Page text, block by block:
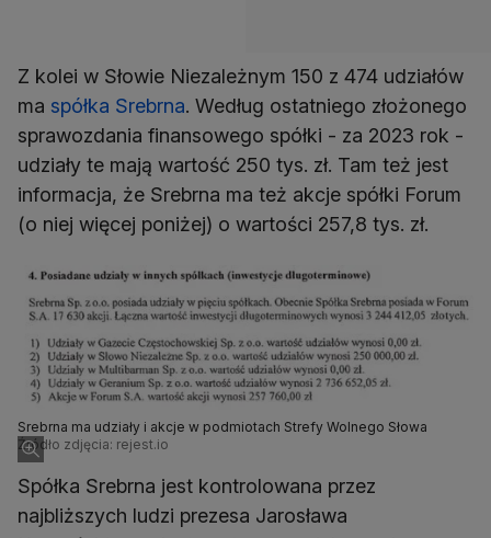
Z kolei w Słowie Niezależnym 150 z 474 udziałów
ma spółka Srebrna. Według ostatniego złożonego
sprawozdania finansowego spółki - za 2023 rok -
udziały te mają wartość 250 tys. zł. Tam też jest
informacja, że Srebrna ma też akcje spółki Forum
(o niej więcej poniżej) o wartości 257,8 tys. zł.
Srebrna ma udziały i akcje w podmiotach Strefy Wolnego Słowa
Źródło zdjęcia: rejest.io
Spółka Srebrna jest kontrolowana przez
najbliższych ludzi prezesa Jarosława